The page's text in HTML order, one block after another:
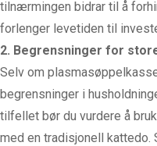
tilnærmingen bidrar til å
forlenger levetiden til
2. Begrensninger for
Selv om
begrensninger i
tilfellet bør du vurdere å
med en tradisjonell kattedo.